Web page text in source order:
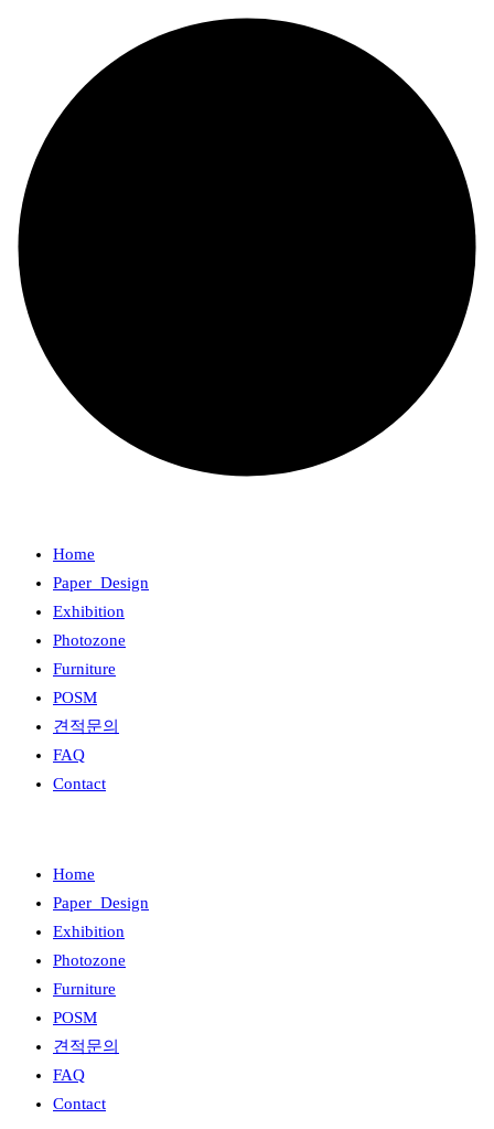
Home
Paper_Design
Exhibition
Photozone
Furniture
POSM
견적문의
FAQ
Contact
Home
Paper_Design
Exhibition
Photozone
Furniture
POSM
견적문의
FAQ
Contact